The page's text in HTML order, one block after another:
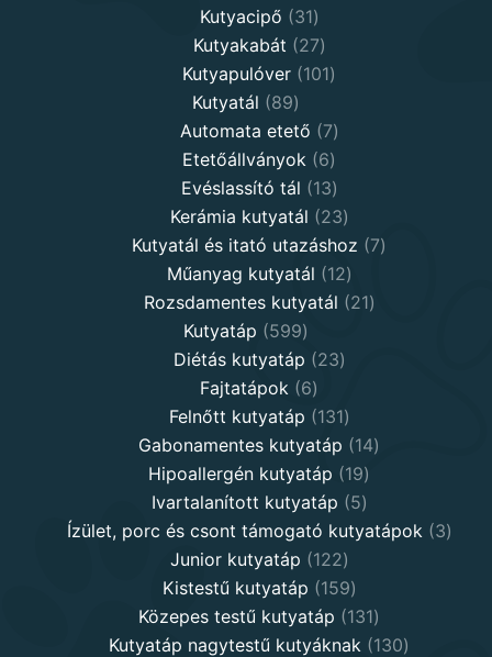
Kutyacipő 3131
products
Kutyakabát 2727
products
Kutyapulóver 101101
Kutyatál 8989
products
Automata etető 77
products
Etetőállványok 66
products
Evéslassító tál 1313
products
Kerámia kutyatál 2323
products
Kutyatál és itató utazáshoz 77
Műanyag kutyatál 1212
products
Rozsdamentes kutyatál 2121
Kutyatáp 599599
products
Diétás kutyatáp 2323
Fajtatápok 66
products
Felnőtt kutyatáp 131131
products
Gabonamentes kutyatáp 1414
Hipoallergén kutyatáp 1919
products
Ivartalanított kutyatáp 55
products
Ízület, porc és csont támogató kutyatápok 33
Junior kutyatáp 122122
products
Kistestű kutyatáp 159159
products
Közepes testű kutyatáp 131131
products
Kutyatáp nagytestű kutyáknak 130130